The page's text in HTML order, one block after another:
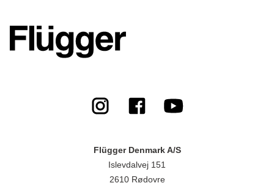
Flügger Denmark A/S
Islevdalvej 151
2610 Rødovre